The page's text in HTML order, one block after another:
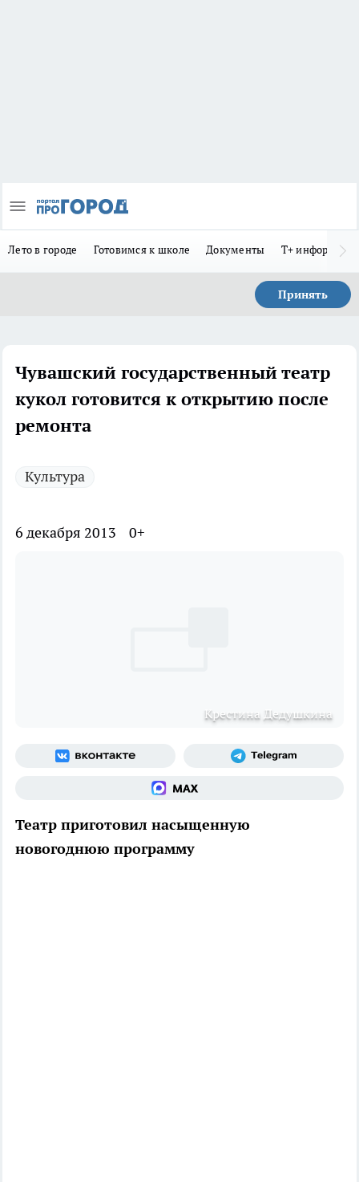
Лето в городе Готовимся к школе Документы Т+
Принять
Чувашский государственный театр
кукол готовится к открытию после
ремонта
Культура
6 декабря 2013 0+
Крестина Дедушкина
Театр приготовил насыщенную
новогоднюю программу